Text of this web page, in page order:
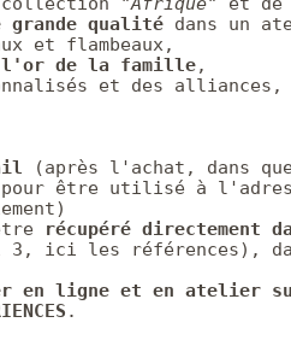
grande qualité dans un
et flambeaux,
l'or de la famille,
et des alliances,
(après l'achat, dans
être utilisé à
récupéré directement
3,
ici les références),
en ligne et en atelier
.